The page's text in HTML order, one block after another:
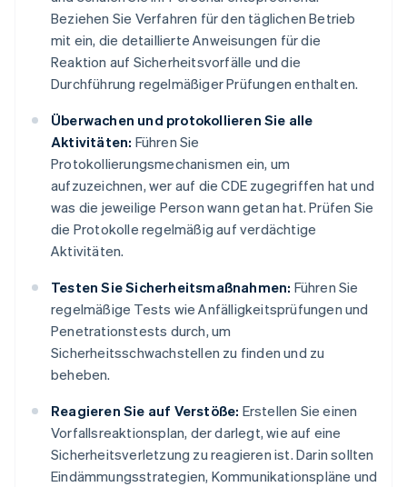
Beziehen Sie Verfahren für den täglichen Betrieb
mit ein, die detaillierte Anweisungen für die
Reaktion auf Sicherheitsvorfälle und die
Durchführung regelmäßiger Prüfungen enthalten.
Überwachen und protokollieren Sie alle
Aktivitäten: Führen Sie
Protokollierungsmechanismen ein, um
aufzuzeichnen, wer auf die CDE zugegriffen hat und
was die jeweilige Person wann getan hat. Prüfen Sie
die Protokolle regelmäßig auf verdächtige
Aktivitäten.
Testen Sie Sicherheitsmaßnahmen: Führen Sie
regelmäßige Tests wie Anfälligkeitsprüfungen und
Penetrationstests durch, um
Sicherheitsschwachstellen zu finden und zu
beheben.
Reagieren Sie auf Verstöße: Erstellen Sie einen
Vorfallsreaktionsplan, der darlegt, wie auf eine
Sicherheitsverletzung zu reagieren ist. Darin sollten
Eindämmungsstrategien, Kommunikationspläne und